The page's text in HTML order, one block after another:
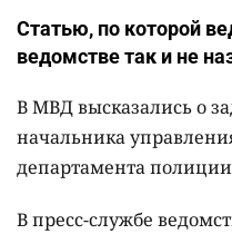
Статью, по которой
ведомстве так и не
В МВД высказались о
начальника
департамента
В пресс-службе